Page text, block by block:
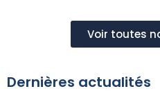
Voir toutes
Dernières actualités